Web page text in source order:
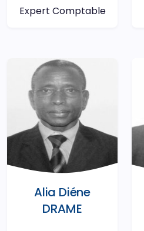
Expert Comptable
Alia Diéne
DRAME